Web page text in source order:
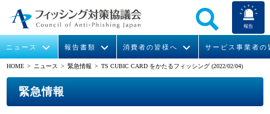
報告
ニュース 報告書類 消費者の皆様へ サービス事業者の
HOME > ニュース >緊急情報 > TS CUBIC CARD をかたるフィッシング (2022/02/04)
緊急情報